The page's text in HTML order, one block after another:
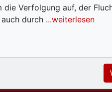
die Verfolgung auf, der
durch ...weiterlesen